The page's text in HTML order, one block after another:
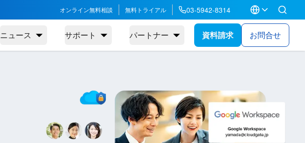
オンライン無料相談 無料トライアル 03-5942-8314
ニュース サポート パートナー 資料請求 お問合せ